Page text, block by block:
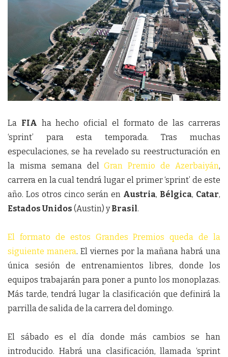
La FIA ha hecho oficial el formato de las carreras
‘sprint’ para esta temporada. Tras muchas
especulaciones, se ha revelado su reestructuración en
la misma semana delGran Premio de Azerbaiyán,
carrera en la cual tendrá lugar el primer ‘sprint’ de este
año. Los otros cinco serán en Austria, Bélgica, Catar,
Estados Unidos (Austin) yBrasil.
El formato de estos Grandes Premios queda de la
siguiente manera. El viernes por la mañana habrá una
única sesión de entrenamientos libres, donde los
equipos trabajarán para poner a punto los monoplazas.
Más tarde, tendrá lugar la clasificación que definirá la
parrilla de salida de la carrera del domingo.
El sábado es el día donde más cambios se han
introducido. Habrá una clasificación, llamada ‘sprint